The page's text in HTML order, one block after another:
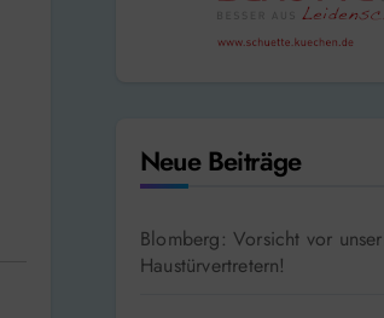
Neue Beiträge
Blomberg: Vorsicht vor
Haustürvertretern!